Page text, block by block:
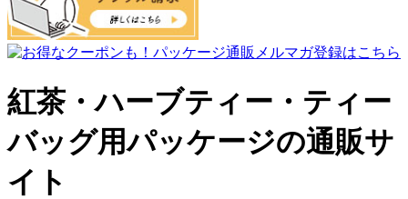
紅茶・ハーブティー・ティー
バッグ用パッケージの通販サ
イト